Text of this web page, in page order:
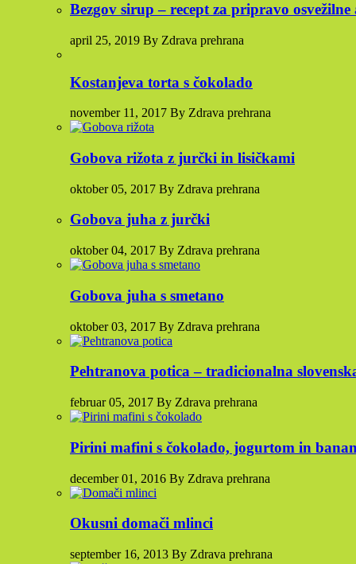
Bezgov sirup – recept za pripravo
april 25, 2019 By Zdrava prehrana
Kostanjeva torta s čokolado
november 11, 2017 By Zdrava prehrana
Gobova rižota z jurčki in lisičkami
oktober 05, 2017 By Zdrava prehrana
Gobova juha z jurčki
oktober 04, 2017 By Zdrava prehrana
Gobova juha s smetano
oktober 03, 2017 By Zdrava prehrana
Pehtranova potica – tradicionalna
februar 05, 2017 By Zdrava prehrana
Pirini mafini s čokolado, jogurtom in
december 01, 2016 By Zdrava prehrana
Okusni domači mlinci
september 16, 2013 By Zdrava prehrana